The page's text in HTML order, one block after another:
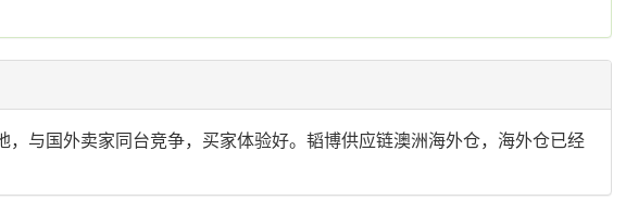
与国外卖家同台竞争，买家体验好。韬博供应链澳洲海外仓，海外仓已经